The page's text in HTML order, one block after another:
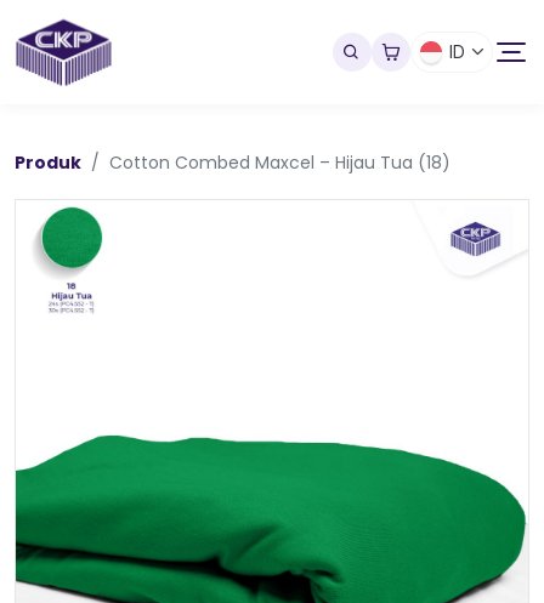
ID
Produk Cotton Combed Maxcel – Hijau Tua (18)